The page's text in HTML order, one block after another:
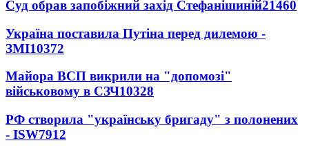
Суд обрав запобіжний захід Стефанішиній21460
Україна поставила Путіна перед дилемою -
ЗМІ10372
Майора ВСП викрили на "допомозі"
військовому в СЗЧ10328
РФ створила "українську бригаду" з полонених
- ISW7912